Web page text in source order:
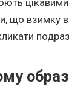
що взимку